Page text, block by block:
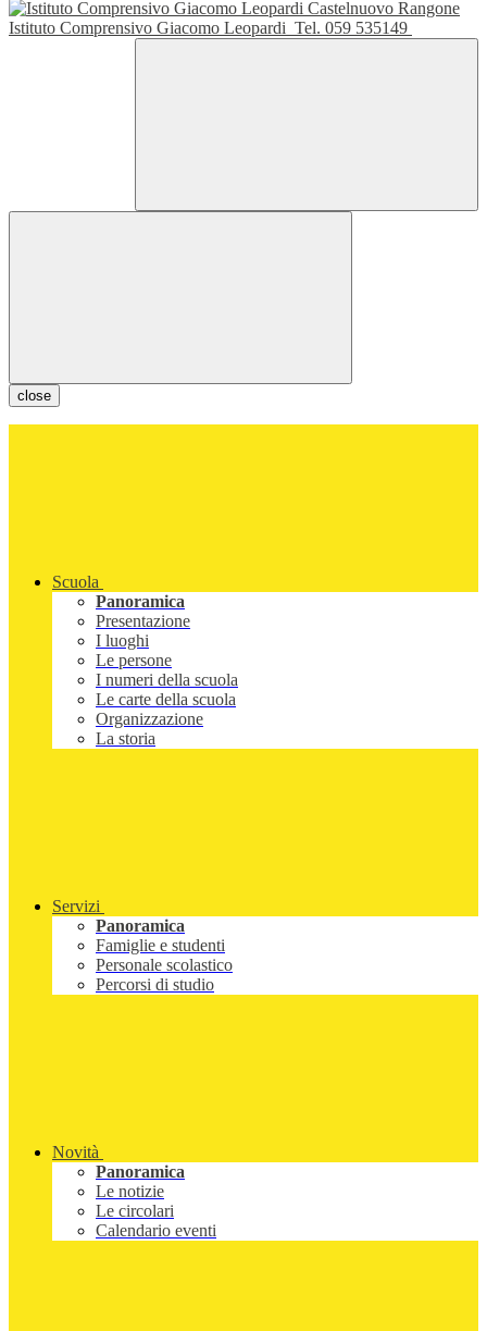
Istituto Comprensivo Giacomo Leopardi Tel. 059 535149
close
Scuola
Panoramica
Presentazione
I luoghi
Le persone
I numeri della scuola
Le carte della scuola
Organizzazione
La storia
Servizi
Panoramica
Famiglie e studenti
Personale scolastico
Percorsi di studio
Novità
Panoramica
Le notizie
Le circolari
Calendario eventi